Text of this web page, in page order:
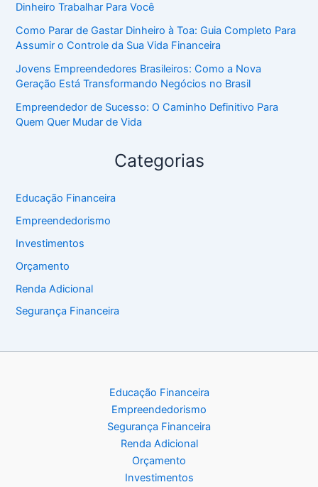
Dinheiro Trabalhar Para Você
Como Parar de Gastar Dinheiro à Toa: Guia Completo Para
Assumir o Controle da Sua Vida Financeira
Jovens Empreendedores Brasileiros: Como a Nova
Geração Está Transformando Negócios no Brasil
Empreendedor de Sucesso: O Caminho Definitivo Para
Quem Quer Mudar de Vida
Categorias
Educação Financeira
Empreendedorismo
Investimentos
Orçamento
Renda Adicional
Segurança Financeira
Educação Financeira
Empreendedorismo
Segurança Financeira
Renda Adicional
Orçamento
Investimentos